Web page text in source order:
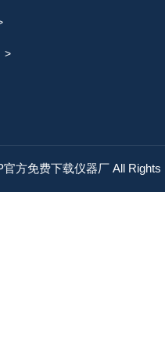
>
官方免费下载仪器厂 All